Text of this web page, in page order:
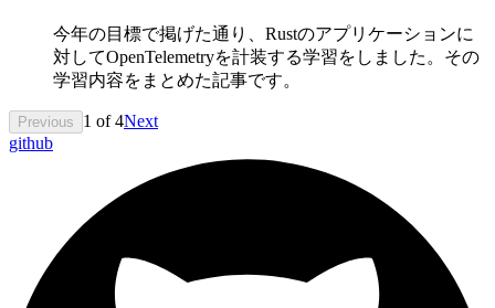
今年の目標で掲げた通り、Rustのアプリケーションに
対してOpenTelemetryを計装する学習をしました。その
学習内容をまとめた記事です。
Previous 1 of4Next
github